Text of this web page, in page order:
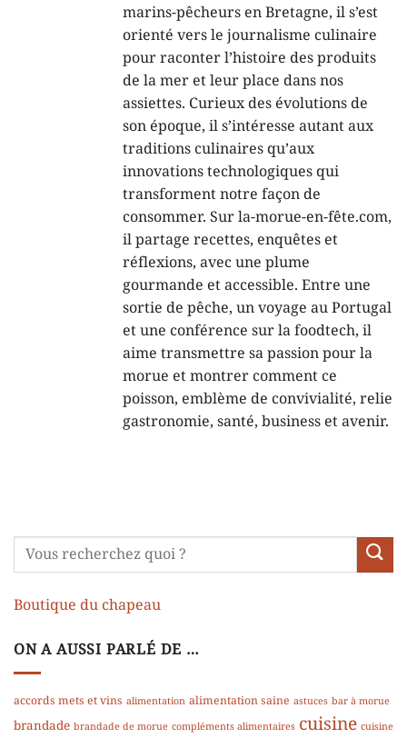
marins-pêcheurs en Bretagne, il s’est
orienté vers le journalisme culinaire
pour raconter l’histoire des produits
de la mer et leur place dans nos
assiettes. Curieux des évolutions de
son époque, il s’intéresse autant aux
traditions culinaires qu’aux
innovations technologiques qui
transforment notre façon de
consommer. Sur la-morue-en-fête.com,
il partage recettes, enquêtes et
réflexions, avec une plume
gourmande et accessible. Entre une
sortie de pêche, un voyage au Portugal
et une conférence sur la foodtech, il
aime transmettre sa passion pour la
morue et montrer comment ce
poisson, emblème de convivialité, relie
gastronomie, santé, business et avenir.
Boutique du chapeau
ON A AUSSI PARLÉ DE …
accords mets et vins alimentation alimentation saine astuces bar à morue
brandade brandade de morue compléments alimentaires cuisine cuisine